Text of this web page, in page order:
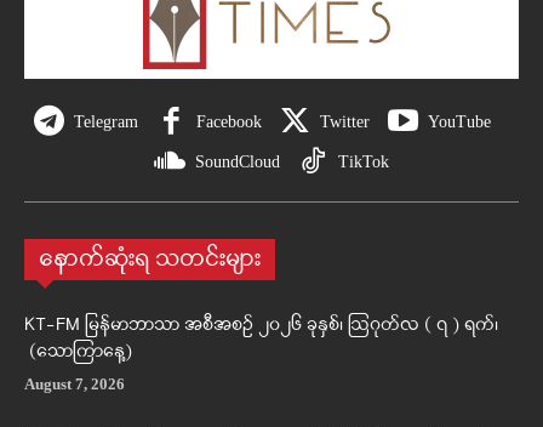
Telegram Facebook Twitter YouTube
SoundCloud TikTok
နောက်ဆုံးရ သတင်းများ
KT-FM မြန်မာဘာသာ အစီအစဉ် ၂၀၂၆ ခုနှစ်၊ ဩဂုတ်လ ( ၇ ) ရက်၊
(သောကြာနေ့)
August 7, 2026